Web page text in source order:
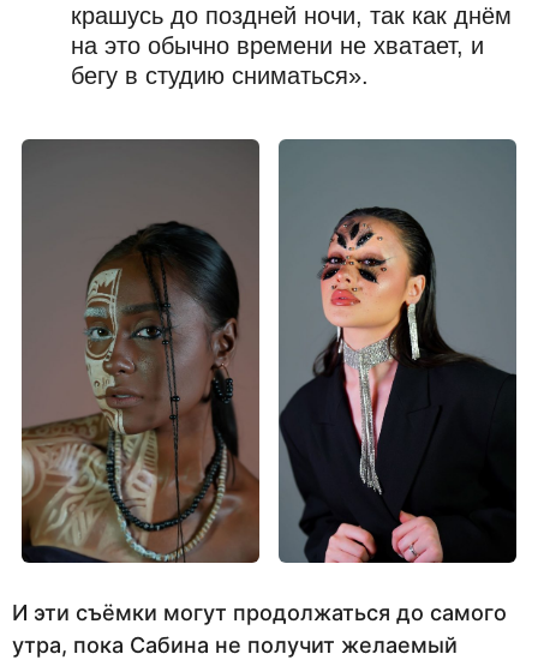
крашусь до поздней ночи, так как днём
на это обычно времени не хватает, и
бегу в студию сниматься».
И эти съёмки могут продолжаться до самого
утра, пока Сабина не получит желаемый